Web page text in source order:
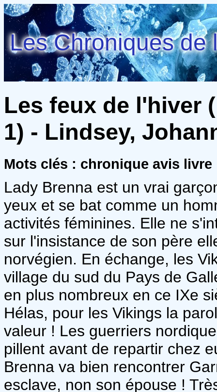
Les Chroniques de
Les feux de l'hiver
1) - Lindsey,
Mots clés : chronique avis
Lady Brenna est un vrai
yeux et se bat comme un
activités féminines. Elle ne
sur l'insistance de son père
norvégien. En échange, les
village du sud du Pays de
en plus nombreux en ce IXe
Hélas, pour les Vikings la
valeur ! Les guerriers
pillent avant de repartir chez
Brenna va bien rencontrer
esclave, non son épouse !